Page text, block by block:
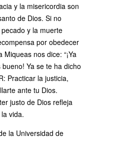
y la misericordia son
de Dios. Si no
y la muerte
por obedecer
nos dice: “¡Ya
Ya se te ha dicho
Practicar la justicia,
ante tu Dios.
justo de Dios refleja
vida.
la Universidad de